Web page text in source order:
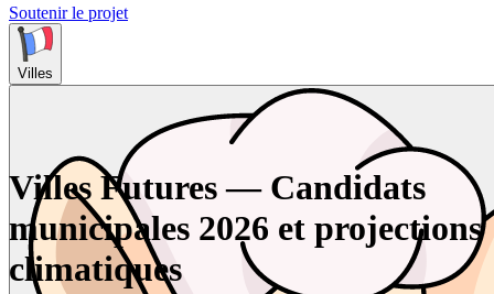
Soutenir le projet
Villes
Villes Futures — Candidats
municipales 2026 et projections
climatiques